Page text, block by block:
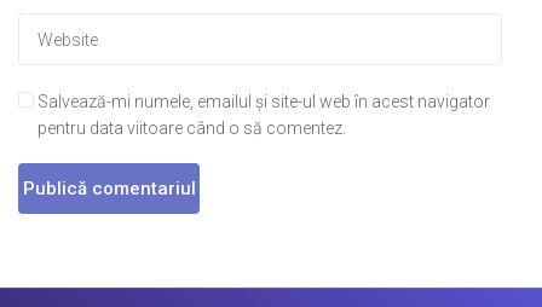
Salvează-mi numele, emailul și site-ul web în acest navigator
pentru data viitoare când o să comentez.